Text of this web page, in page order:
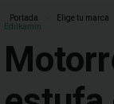
Portada Elige tu marca
Edilkamin